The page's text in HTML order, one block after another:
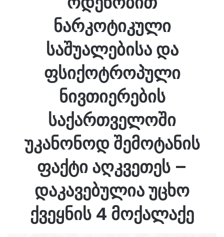
ნარკოტიკული
საშუალებისა და
ფსიქოტროპული
ნივთიერების
საქართველოში
უკანონოდ შემოტანის
ფაქტი აღკვეთეს –
დაკავებულია უცხო
ქვეყნის 4 მოქალაქე